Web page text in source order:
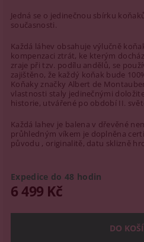
Jedná se o jedinečnou sbírku
současnosti.
Každá láhev obsahuje výlučně
kompenzaci ztrát, ke kterým
zraje při tzv. podílu andělů, se
zajištěno, že každý koňak bude
Koňaky značky Albert de
vlastnosti staly jedinečnými
historie, utvářené po období II.
Každá lahev je balena v dřevěné
průhledným víkem je doplněna
původu , originalitě, datu sklizně
Expedice do 48 hodin
6 499 Kč